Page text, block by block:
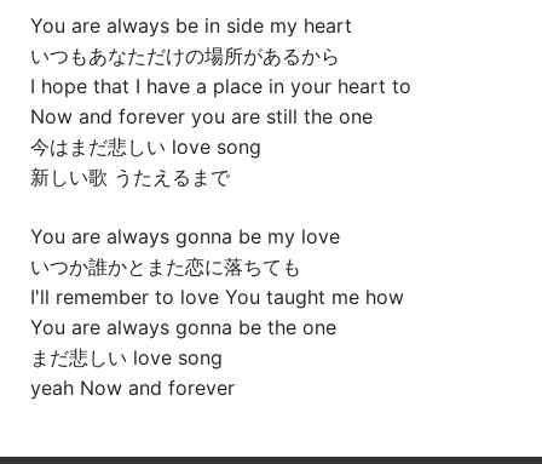
You are always be in side my heart
いつもあなただけの場所があるから
I hope that I have a place in your heart to
Now and forever you are still the one
今はまだ悲しい love song
新しい歌 うたえるまで
You are always gonna be my love
いつか誰かとまた恋に落ちても
I'll remember to love You taught me how
You are always gonna be the one
まだ悲しい love song
yeah Now and forever